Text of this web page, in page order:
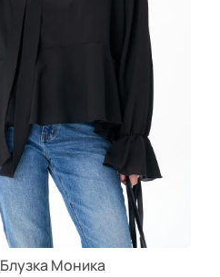
Блузка Моника